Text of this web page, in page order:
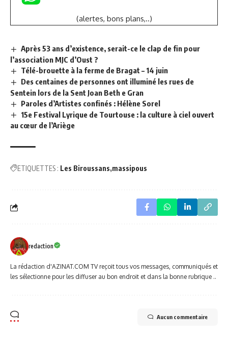
(alertes, bons plans,..)
Après 53 ans d’existence, serait-ce le clap de fin pour
l’association MJC d’Oust ?
Télé-brouette à la ferme de Bragat – 14 juin
Des centaines de personnes ont illuminé les rues de
Sentein lors de la Sent Joan Beth e Gran
Paroles d’Artistes confinés : Hélène Sorel
15e Festival Lyrique de Tourtouse : la culture à ciel ouvert
au cœur de l’Ariège
ETIQUETTES : Les Biroussans massipous
redaction
La rédaction d'AZINAT.COM TV reçoit tous vos messages, communiqués et
les sélectionne pour les diffuser au bon endroit et dans la bonne rubrique ..
Aucun commentaire